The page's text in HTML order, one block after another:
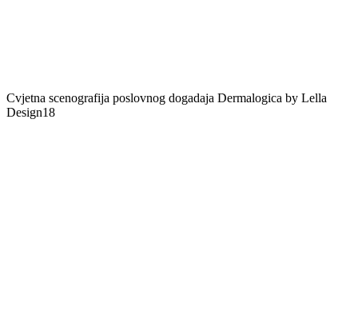
Cvjetna scenografija poslovnog dogadaja Dermalogica by Lella
Design18